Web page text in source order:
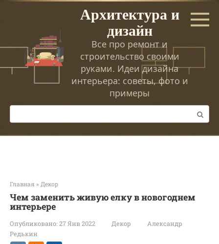
Перейти
Архитектура и
дизайн
Все про ремонт и
строительство своими
руками. Идеи дизайна
интерьера: советы, фото и
примеры
Поиск:
Главная » Декор
Чем заменить живую елку в новогоднем
интерьере
Опубликовано: 27 Янв 2022 Декор
Александр
Редькин